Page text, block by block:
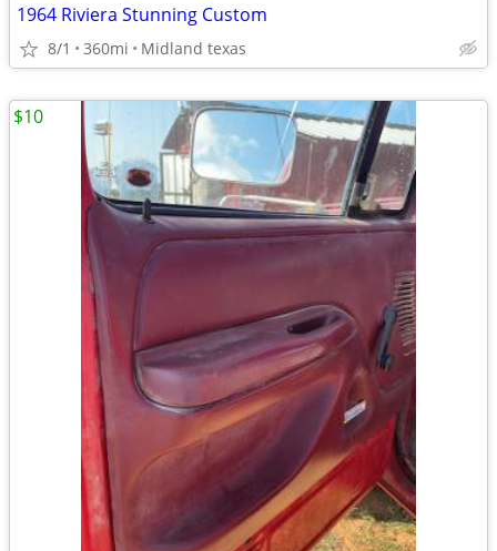
1964 Riviera Stunning Custom
8/1 360mi Midland texas
$10